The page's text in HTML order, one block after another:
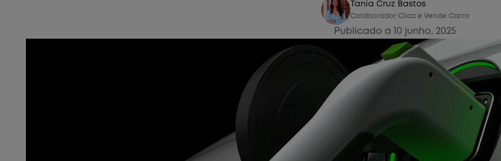
Tania Cruz Bastos
Colaborador Clica e Vende Carro
Publicado a 10 junho, 2025